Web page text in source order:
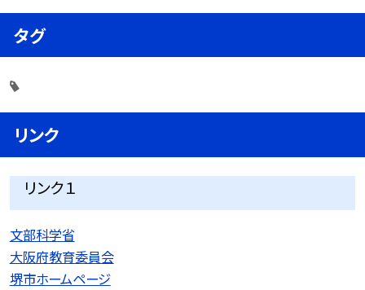
タグ
リンク
リンク１
文部科学省
大阪府教育委員会
堺市ホームページ